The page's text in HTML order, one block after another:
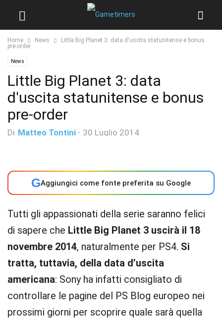
Home News
Little Big Planet 3: data d'uscita statunitense e bonus
pre-order
News
Little Big Planet 3: data
d'uscita statunitense e bonus
pre-order
Di Matteo Tontini - 30 Luglio 2014
GAggiungici come fonte preferita su Google
Tutti gli appassionati della serie saranno felici
di sapere che Little Big Planet 3 uscirà il 18
novembre 2014, naturalmente per PS4. Si
tratta, tuttavia, della data d’uscita
americana: Sony ha infatti consigliato di
controllare le pagine del PS Blog europeo nei
prossimi giorni per scoprire quale sarà quella